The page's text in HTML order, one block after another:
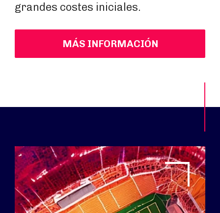
grandes costes iniciales.
MÁS INFORMACIÓN